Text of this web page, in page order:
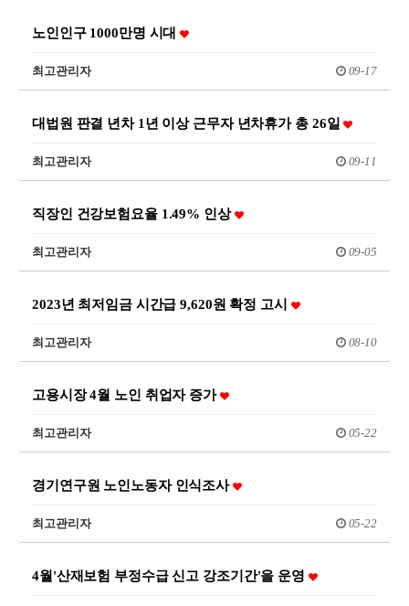
노인인구 1000만명 시대
최고관리자 09-17
대법원 판결 년차 1년 이상 근무자 년차휴가 총 26일
최고관리자 09-11
직장인 건강보험요율 1.49% 인상
최고관리자 09-05
2023년 최저임금 시간급 9,620원 확정 고시
최고관리자 08-10
고용시장 4월 노인 취업자 증가
최고관리자 05-22
경기연구원 노인노동자 인식조사
최고관리자 05-22
4월'산재보험 부정수급 신고 강조기간'을 운영